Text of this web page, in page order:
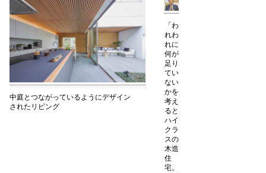
中庭とつながっているようにデザイン
されたリビング
「わ
れわ
れに
何が
足り
てい
ない
かを
考え
ると
ハイ
クラ
スの
木造
住
宅。